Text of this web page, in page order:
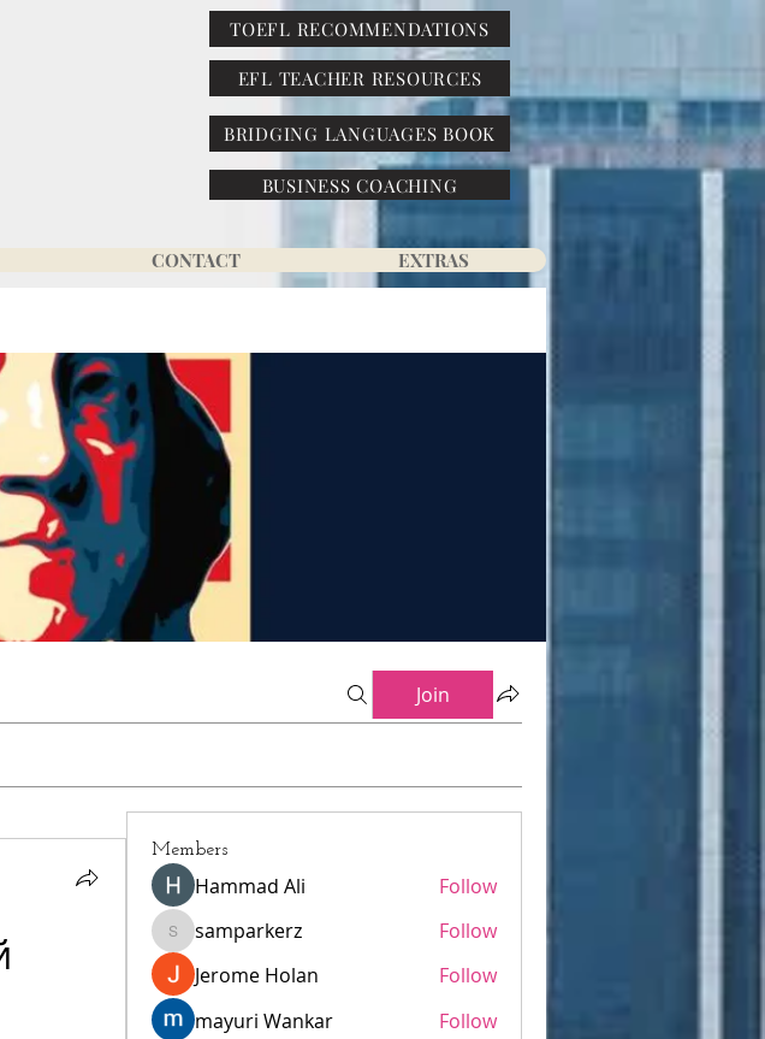
TOEFL RECOMMENDATIONS
EFL TEACHER RESOURCES
BRIDGING LANGUAGES BOOK
BUSINESS COACHING
CONTACT EXTRAS
Join
Members
Hammad Ali Follow
samparkerz
samparkerz
Follow
Jerome Holan
Follow
mayuri Wankar
Follow